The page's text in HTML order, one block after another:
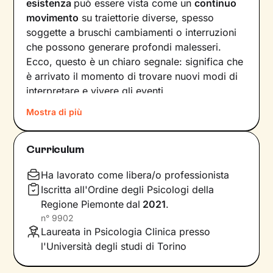
esistenza può essere vista come uncontinuo
movimento su traiettorie diverse, spesso
soggette a bruschi cambiamenti o interruzioni
che possono generare profondi malesseri.
Ecco, questo è un chiaro segnale: significa che
è arrivato il momento di trovare nuovi modi di
interpretare e vivere gli eventi.
Come farlo? Raccontando la nostra storia alla
ricerca di ciò che non ci rappresenta più, e
individuando
nuova strada che ci consente di affrontare
situazioni, relazioni ed emozioni in armonia con
i nostri bisogni e desideri più profondi.
Il nostro percorso insieme si baserà su un
ascolto attivo, privo di giudizio, e sulla
costruzione di una relazione accogliente
Mostra di più
Curriculum
Ha lavorato come libera/o professionista
Iscritta all'Ordine degli Psicologi della
Regione Piemonte dal 2021.
n° 9902
Laureata in Psicologia Clinica presso
l'Università degli studi di Torino